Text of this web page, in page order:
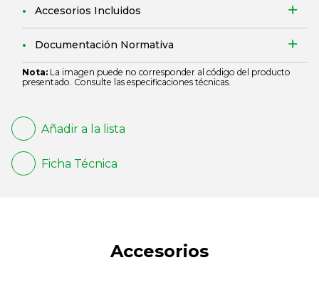
Accesorios Incluidos
Documentación Normativa
Nota: La imagen puede no corresponder al código del producto
presentado. Consulte las especificaciones técnicas.
Añadir a la lista
Ficha Técnica
Accesorios